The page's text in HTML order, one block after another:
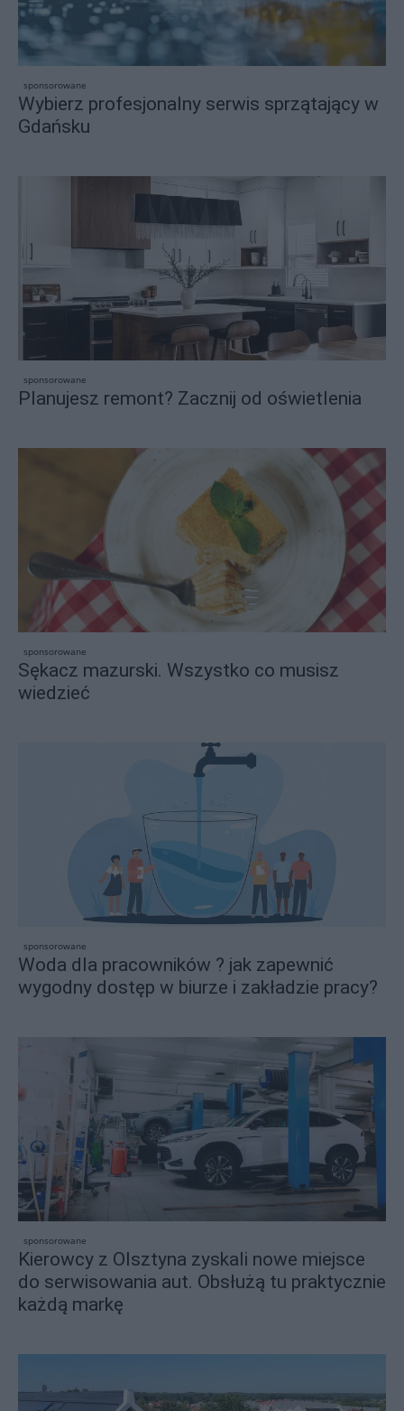
sponsorowane
Wybierz profesjonalny serwis sprzątający w
Gdańsku
sponsorowane
Planujesz remont? Zacznij od oświetlenia
sponsorowane
Sękacz mazurski. Wszystko co musisz
wiedzieć
sponsorowane
Woda dla pracowników ? jak zapewnić
wygodny dostęp w biurze i zakładzie pracy?
sponsorowane
Kierowcy z Olsztyna zyskali nowe miejsce
do serwisowania aut. Obsłużą tu praktycznie
każdą markę